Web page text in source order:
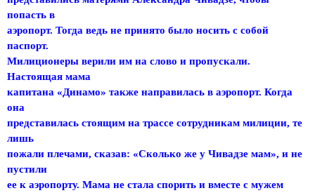
попасть в
аэропорт. Тогда ведь не принято было носить с собой
паспорт.
Милиционеры верили им на слово и пропускали.
Настоящая мама
капитана «Динамо» также направилась в аэропорт. Когда
она
представилась стоящим на трассе сотрудникам милиции, те
лишь
пожали плечами, сказав: «Сколько же у Чивадзе мам», и не
пустили
ее к аэропорту. Мама не стала спорить и вместе с мужем